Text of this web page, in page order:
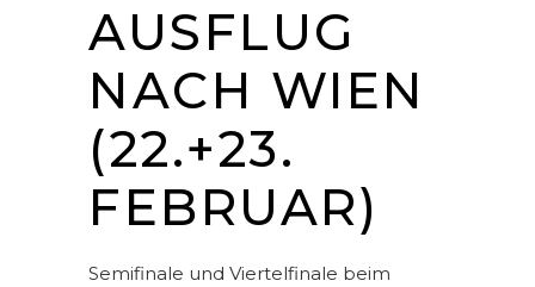
AUSFLUG
NACH WIEN
(22.+23.
FEBRUAR)
Semifinale und Viertelfinale beim